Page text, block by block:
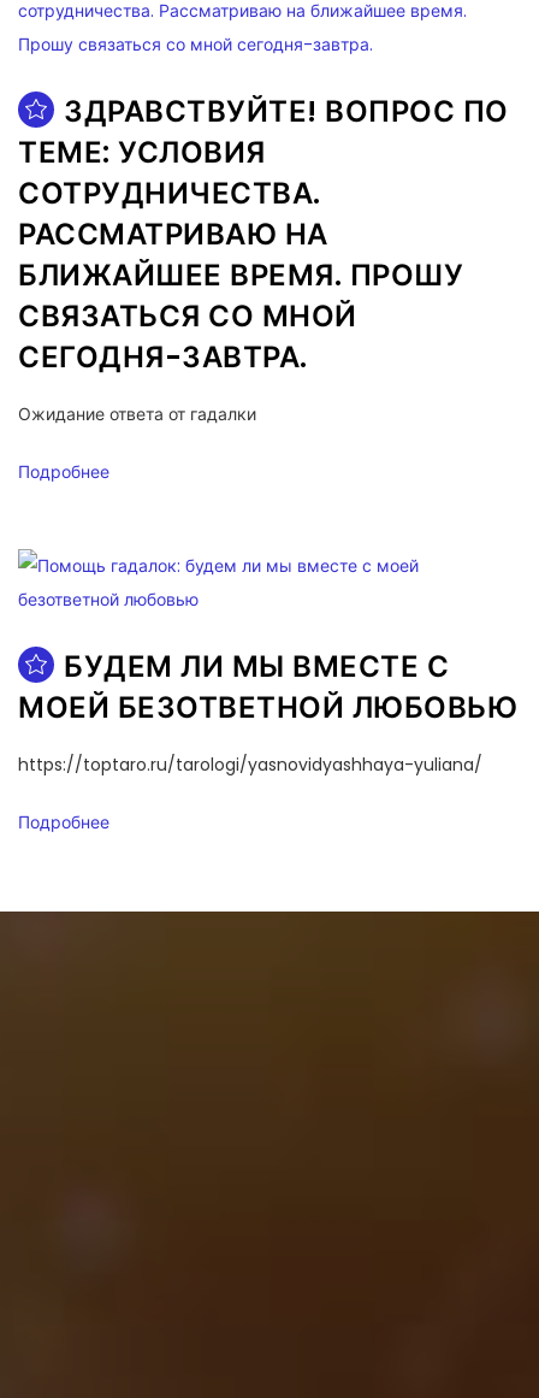
ЗДРАВСТВУЙТЕ! ВОПРОС ПО
ТЕМЕ: УСЛОВИЯ
СОТРУДНИЧЕСТВА.
РАССМАТРИВАЮ НА
БЛИЖАЙШЕЕ ВРЕМЯ. ПРОШУ
СВЯЗАТЬСЯ СО МНОЙ
СЕГОДНЯ-ЗАВТРА.
Ожидание ответа от гадалки
Подробнее
БУДЕМ ЛИ МЫ ВМЕСТЕ С
МОЕЙ БЕЗОТВЕТНОЙ ЛЮБОВЬЮ
https://toptaro.ru/tarologi/yasnovidyashhaya-yuliana/
Подробнее